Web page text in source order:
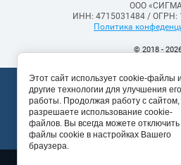
ООО
ИНН: 4715031484 / ОГРН:
Политика
© 2018 -
Мегагрупп.ру
Этот сайт использует cookie-файлы и
другие технологии для улучшения его
работы. Продолжая работу с
разрешаете использование cookie-
файлов. Вы всегда можете отключить
файлы cookie в настройках Вашего
браузера.